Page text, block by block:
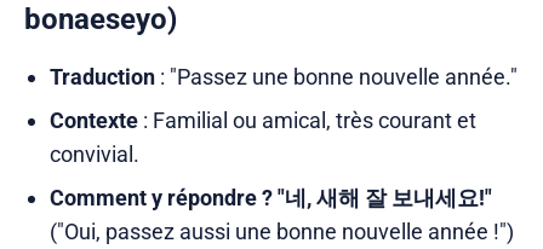
bonaeseyo)
Traduction: "Passez une bonne nouvelle année."
Contexte: Familial ou amical, très courant et
convivial.
Comment y répondre ? "네, 새해 잘 보내세요!"
("Oui, passez aussi une bonne nouvelle année !")